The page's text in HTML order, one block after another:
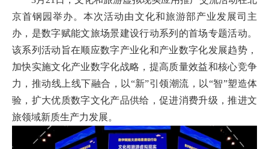
京首钢园举办。本次活动由文化和旅游部产业发展司主
办，是数字赋能文旅场景建设行动系列的首场专题活动。
该系列活动旨在顺应数字产业化和产业数字化发展趋势，
加快实施文化产业数字化战略，提高质量效益和核心竞争
力，推动线上线下融合，以“新”引领潮流，以“智”塑造体
验，扩大优质数字文化产品供给，促进消费升级，推进文
旅领域新质生产力发展。